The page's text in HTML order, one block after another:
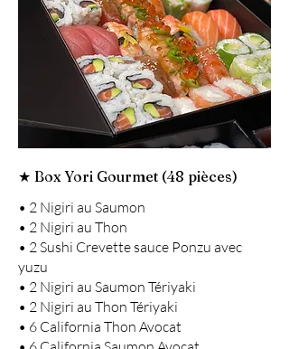
★ Box Yori Gourmet (48 pièces)
• 2 Nigiri au Saumon
• 2 Nigiri au Thon
• 2 Sushi Crevette sauce Ponzu avec
yuzu
• 2 Nigiri au Saumon Tériyaki
• 2 Nigiri au Thon Tériyaki
• 6 California Thon Avocat